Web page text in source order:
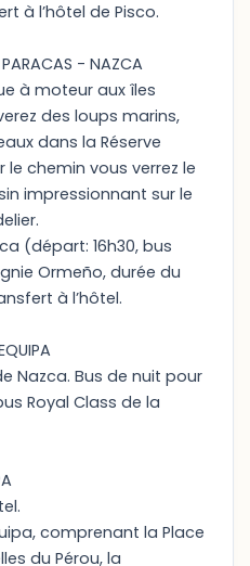
à l’hôtel de Pisco.
- NAZCA
à moteur aux îles
des loups marins,
dans la Réserve
le chemin vous verrez le
impressionnant sur le
(départ: 16h30, bus
Ormeño, durée du
à l’hôtel.
Nazca. Bus de nuit pour
Royal Class de la
comprenant la Place
du Pérou, la